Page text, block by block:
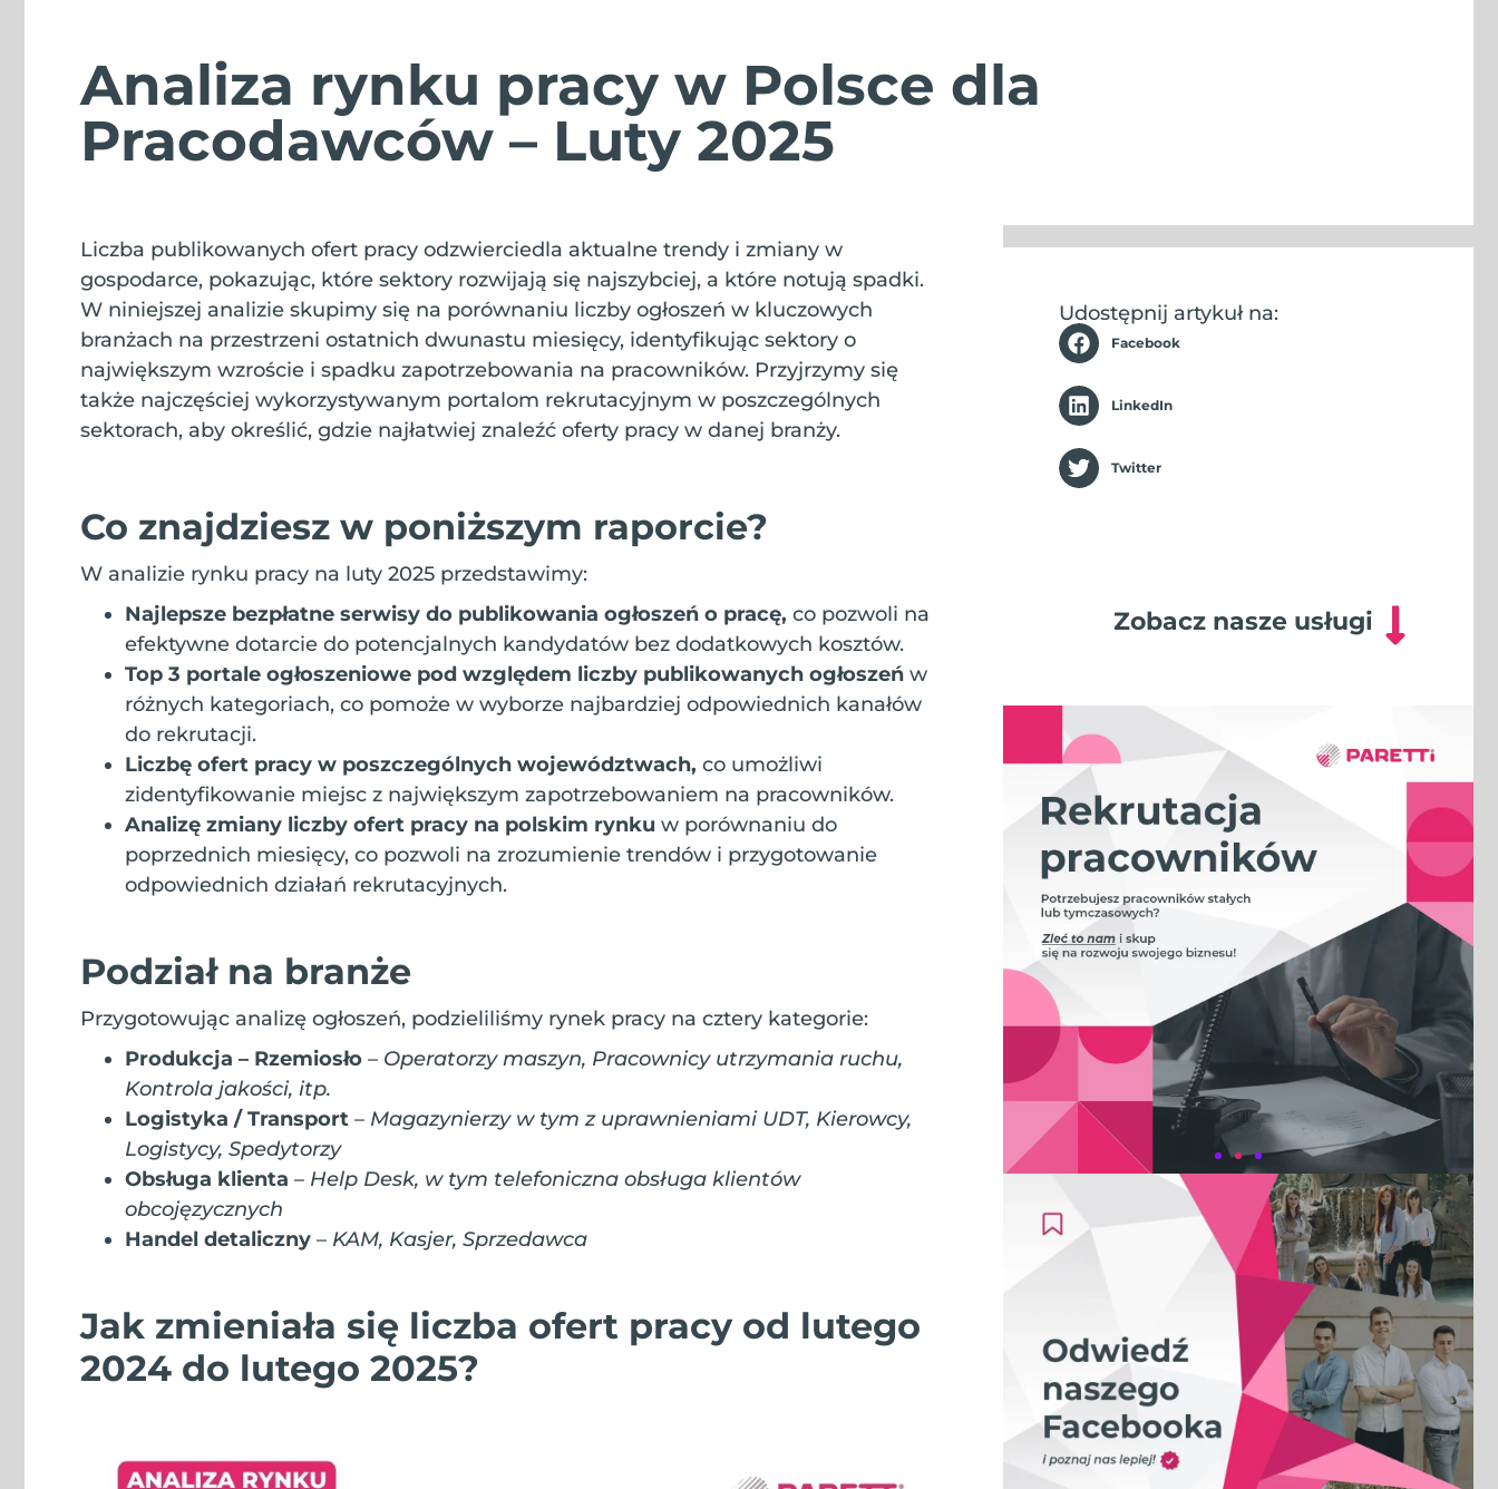
Analiza rynku pracy w Polsce dla
Pracodawców – Luty 2025
Liczba publikowanych ofert pracy odzwierciedla aktualne trendy i zmiany w
gospodarce, pokazując, które sektory rozwijają się najszybciej, a które notują spadki.
W niniejszej analizie skupimy się na porównaniu liczby ogłoszeń w kluczowych
branżach na przestrzeni ostatnich dwunastu miesięcy, identyfikując sektory o
największym wzroście i spadku zapotrzebowania na pracowników. Przyjrzymy się
także najczęściej wykorzystywanym portalom rekrutacyjnym w poszczególnych
sektorach, aby określić, gdzie najłatwiej znaleźć oferty pracy w danej branży.
Co znajdziesz w poniższym raporcie?
W analizie rynku pracy na luty 2025 przedstawimy:
Najlepsze bezpłatne serwisy do publikowania ogłoszeń o pracę, co pozwoli na
efektywne dotarcie do potencjalnych kandydatów bez dodatkowych kosztów.
Top 3 portale ogłoszeniowe pod względem liczby publikowanych ogłoszeń w
różnych kategoriach, co pomoże w wyborze najbardziej odpowiednich kanałów
do rekrutacji.
Liczbę ofert pracy w poszczególnych województwach, co umożliwi
zidentyfikowanie miejsc z największym zapotrzebowaniem na pracowników.
Analizę zmiany liczby ofert pracy na polskim rynku w porównaniu do
poprzednich miesięcy, co pozwoli na zrozumienie trendów i przygotowanie
odpowiednich działań rekrutacyjnych.
Podział na branże
Przygotowując analizę ogłoszeń, podzieliliśmy rynek pracy na cztery kategorie:
Produkcja – Rzemiosło – Operatorzy maszyn, Pracownicy utrzymania ruchu,
Kontrola jakości, itp.
Logistyka / Transport – Magazynierzy w tym z uprawnieniami UDT, Kierowcy,
Logistycy, Spedytorzy
Obsługa klienta – Help Desk, w tym telefoniczna obsługa klientów
obcojęzycznych
Handel detaliczny – KAM, Kasjer, Sprzedawca
Jak zmieniała się liczba ofert pracy od lutego
2024 do lutego 2025?
Udostępnij artykuł na:
Facebook
LinkedIn
Twitter
Zobacz nasze usługi